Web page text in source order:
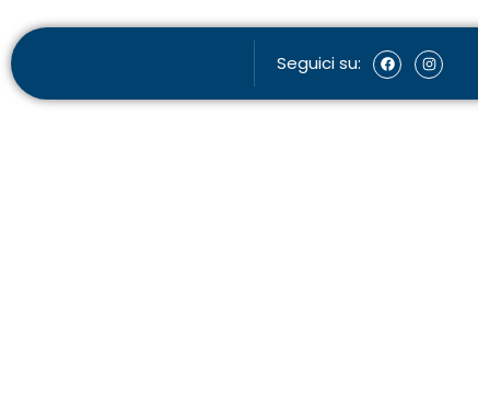
Seguici su: